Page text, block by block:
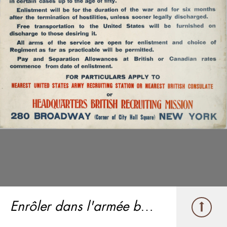
Enrôler dans l'armée britannique ou l'armée canadienne